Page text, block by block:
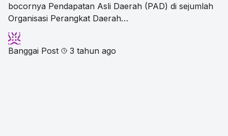
bocornya Pendapatan Asli Daerah (PAD) di sejumlah
Organisasi Perangkat Daerah…
Banggai Post 3 tahun ago